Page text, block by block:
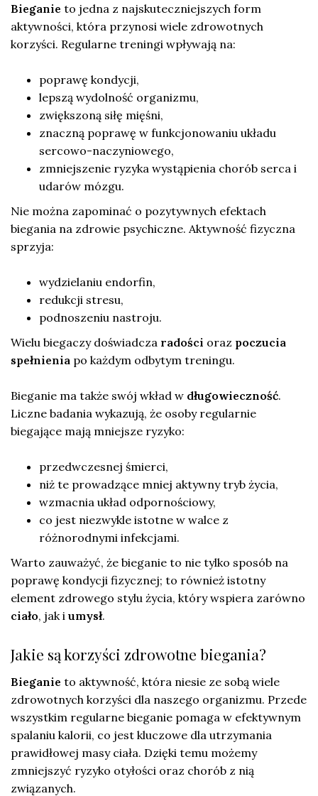
Bieganie to jedna z najskuteczniejszych form
aktywności, która przynosi wiele zdrowotnych
korzyści. Regularne treningi wpływają na:
poprawę kondycji,
lepszą wydolność organizmu,
zwiększoną siłę mięśni,
znaczną poprawę w funkcjonowaniu układu
sercowo-naczyniowego,
zmniejszenie ryzyka wystąpienia chorób serca i
udarów mózgu.
Nie można zapominać o pozytywnych efektach
biegania na zdrowie psychiczne. Aktywność fizyczna
sprzyja:
wydzielaniu endorfin,
redukcji stresu,
podnoszeniu nastroju.
Wielu biegaczy doświadcza radości oraz poczucia
spełnienia po każdym odbytym treningu.
Bieganie ma także swój wkład w długowieczność.
Liczne badania wykazują, że osoby regularnie
biegające mają mniejsze ryzyko:
przedwczesnej śmierci,
niż te prowadzące mniej aktywny tryb życia,
wzmacnia układ odpornościowy,
co jest niezwykle istotne w walce z
różnorodnymi infekcjami.
Warto zauważyć, że bieganie to nie tylko sposób na
poprawę kondycji fizycznej; to również istotny
element zdrowego stylu życia, który wspiera zarówno
ciało, jak i umysł.
Jakie są korzyści zdrowotne biegania?
Bieganie to aktywność, która niesie ze sobą wiele
zdrowotnych korzyści dla naszego organizmu. Przede
wszystkim regularne bieganie pomaga w efektywnym
spalaniu kalorii, co jest kluczowe dla utrzymania
prawidłowej masy ciała. Dzięki temu możemy
zmniejszyć ryzyko otyłości oraz chorób z nią
związanych.